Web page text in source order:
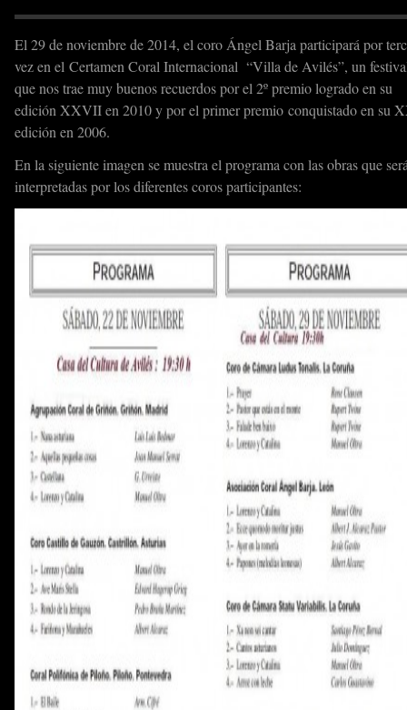
El 29 de noviembre de 2014, el coro Ángel Barja participará por
vez en el Certamen Coral Internacional “Villa de Avilés”, un
que nos trae muy buenos recuerdos por el 2º premio logrado en su
edición XXVII en 2010 y por el primer premio conquistado en su
edición en 2006.
En la siguiente imagen se muestra el programa con las obras que
interpretadas por los diferentes coros participantes: